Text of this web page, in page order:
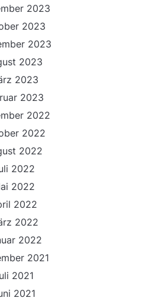
2023
2023
2023
2023
2023
2023
2022
2022
2022
2022
2022
2022
2022
2022
2021
2021
2021